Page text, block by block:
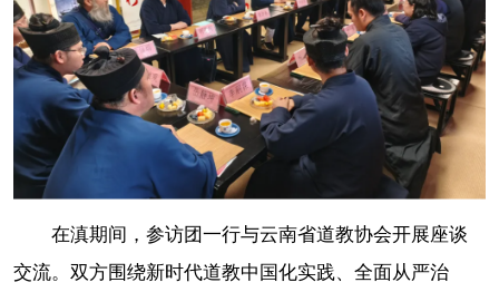
在滇期间，参访团一行与云南省道教协会开展座谈
交流。双方围绕新时代道教中国化实践、全面从严治